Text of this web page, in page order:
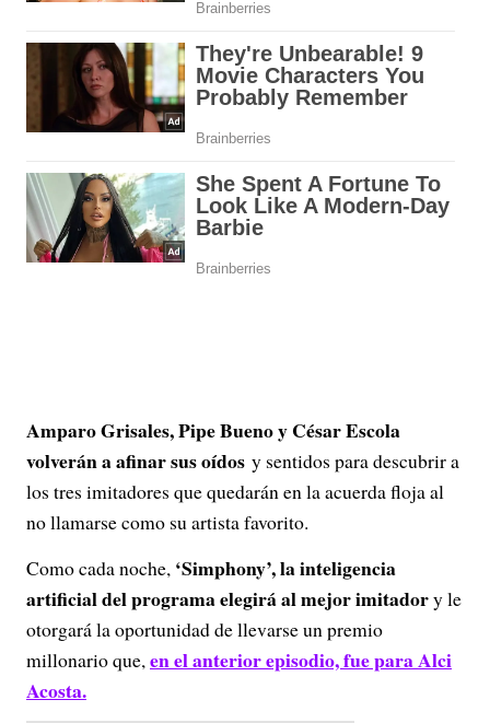
Amparo Grisales, Pipe Bueno y César Escola
volverán a afinar sus oídos y sentidos para descubrir a
los tres imitadores que quedarán en la acuerda floja al
no llamarse como su artista favorito.
Como cada noche, ‘Simphony’, la inteligencia
artificial del programa elegirá al mejor imitadory le
otorgará la oportunidad de llevarse un premio
millonario que,en el anterior episodio, fue para Alci
Acosta.